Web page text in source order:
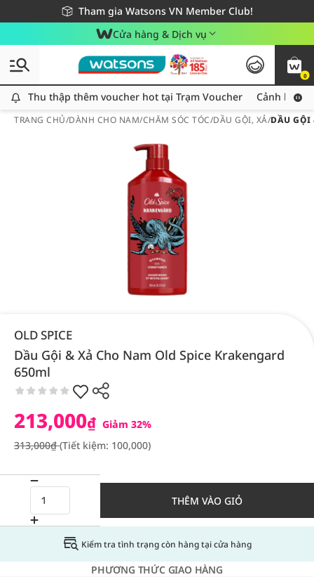
Tham gia Watsons VN Member Club!
Miễn phí giao hàng cho đơn hàng từ 249,000Đ
Giao hàng nhanh 24h - Áp dụng khu vực TP. Hồ Chí Minh
Cửa hàng & Dịch vụ
0
Thu thập thêm voucher hot tại Trạm Voucher
Thu thập thêm voucher hot tại Trạm Voucher Cảnh báo
TRANG CHỦ/DÀNH CHO NAM/CHĂM SÓC TÓC/DẦU GỘI, XẢ/DẦU GỘI
OLD SPICE
Dầu Gội & Xả Cho Nam Old Spice Krakengard
650ml
213,000₫ Giảm 32%
313,000₫(Tiết kiệm: 100,000)
THÊM VÀO GIỎ
Kiểm tra tình trạng còn hàng tại cửa hàng
PHƯƠNG THỨC GIAO HÀNG